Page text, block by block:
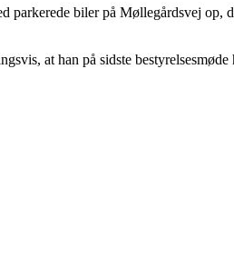
parkerede biler på Møllegårdsvej
at han på sidste